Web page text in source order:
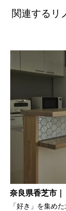
関連するリ
奈良県香芝市
「好き」を集め